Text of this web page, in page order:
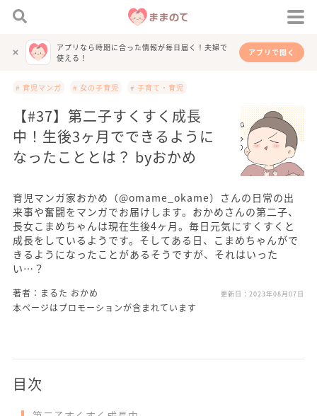
アプリなら時期に合った情報が毎日届く！夫婦で
使える！
アプリで開く
# 育児マンガ # 女の子育児 # 子育て・育児
【#37】第二子すくすく成長
中！生後3ヶ月でできるように
なったこととは？ byおかめ
育児マンガ家おかめ（@omame_okame）さんの日常の出
来事や奮闘をマンガでお届けします。おかめさんの第二子、
長女こまめちゃんは現在生後4ヶ月。毎日元気にすくすくと
成長をしているようです。そしてある日、こまめちゃんがで
きるようになったことがあるそうですが、それはいった
い…？
著者：まるた おかめ 更新日： 2023年08月07日
本ページはプロモーションが含まれています
目次